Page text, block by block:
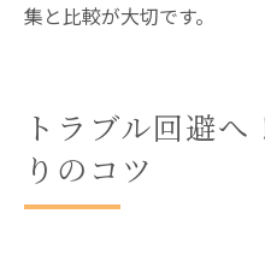
集と比較が大切です。
トラブル回避
りのコツ